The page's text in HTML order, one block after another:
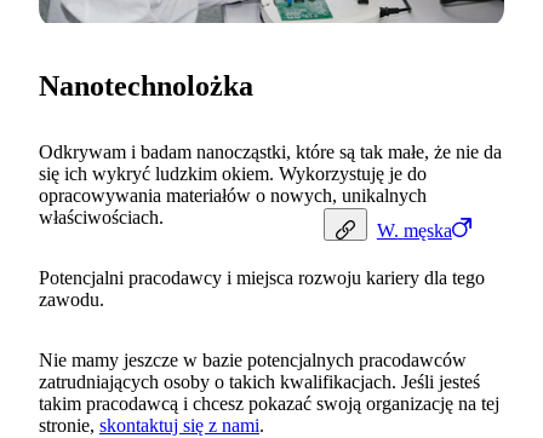
W. męska
Nanotechnolożka
Odkrywam i badam nanocząstki, które są tak małe, że nie da
się ich wykryć ludzkim okiem. Wykorzystuję je do
opracowywania materiałów o nowych, unikalnych
właściwościach.
Potencjalni pracodawcy i miejsca rozwoju kariery dla tego
zawodu.
Nie mamy jeszcze w bazie potencjalnych pracodawców
zatrudniających osoby o takich kwalifikacjach. Jeśli jesteś
takim pracodawcą i chcesz pokazać swoją organizację na tej
stronie, skontaktuj się z nami.